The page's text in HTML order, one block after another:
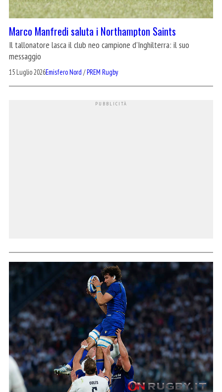
Marco Manfredi saluta i Northampton Saints
Il tallonatore lasca il club neo campione d'Inghilterra: il suo
messaggio
15 Luglio 2026Emisfero Nord /PREM Rugby